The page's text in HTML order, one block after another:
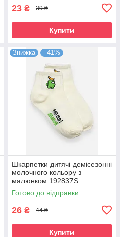
23 ₴ 39 ₴
Купити
Знижка –41%
Шкарпетки дитячі демісезонні
молочного кольору з
малюнком 192837S
Готово до відправки
26 ₴ 44 ₴
Купити